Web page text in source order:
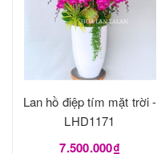
Lan hồ điệp tím mặt trời -
LHD1171
7.500.000₫